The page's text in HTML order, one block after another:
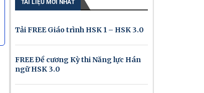
TÀI LIỆU MỚI NHẤT
Tải FREE Giáo trình HSK 1 – HSK 3.0
FREE Đề cương Kỳ thi Năng lực Hán
ngữ HSK 3.0